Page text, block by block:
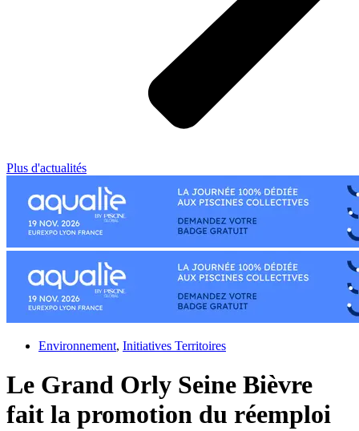
Plus d'actualités
Environnement, Initiatives Territoires
Le Grand Orly Seine Bièvre
fait la promotion du réemploi